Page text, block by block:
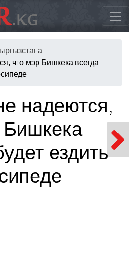
что мэр Бишкека всегда
надеются,
Бишкека
ездить